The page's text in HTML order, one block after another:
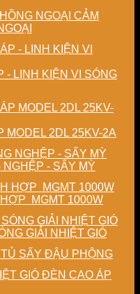
chất
lượng
phẩm
CẢM
- LINH KIỆN VI SÓNG
MODEL 2DL 25KV-2A
- SẤY MỲ
MGMT 1000W
GIẢI NHIỆT GIÓ
TỦ SẤY ĐẬU PHỘNG
ĐÈN CAO ÁP